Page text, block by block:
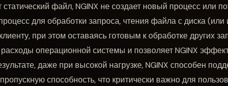
файл, NGINX не создает новый процесс или
для обработки запроса, чтения файла с диска (или
при этом оставаясь готовым к обработке других
операционной системы и позволяет NGINX
даже при высокой нагрузке, NGINX способен
способность, что критически важно для